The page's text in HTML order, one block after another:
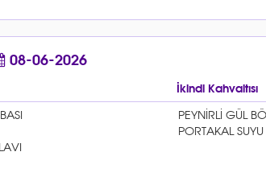
08-06-2026
İkindi Kahvaltısı